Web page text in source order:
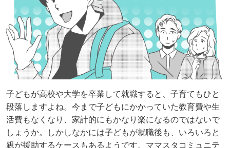
子どもが高校や大学を卒業して就職すると、子育てもひと
段落しますよね。今まで子どもにかかっていた教育費や生
活費もなくなり、家計的にもかなり楽になるのではないで
しょうか。しかしなかには子どもが就職後も、いろいろと
親が援助するケースもあるようです。ママスタコミュニテ